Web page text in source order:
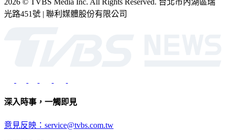
2026 © TVBS Media Inc. All Rights Reserved. 台北市內湖區瑞
光路451號 | 聯利媒體股份有限公司
深入時事，一觸即見
意見反映：service@tvbs.com.tw